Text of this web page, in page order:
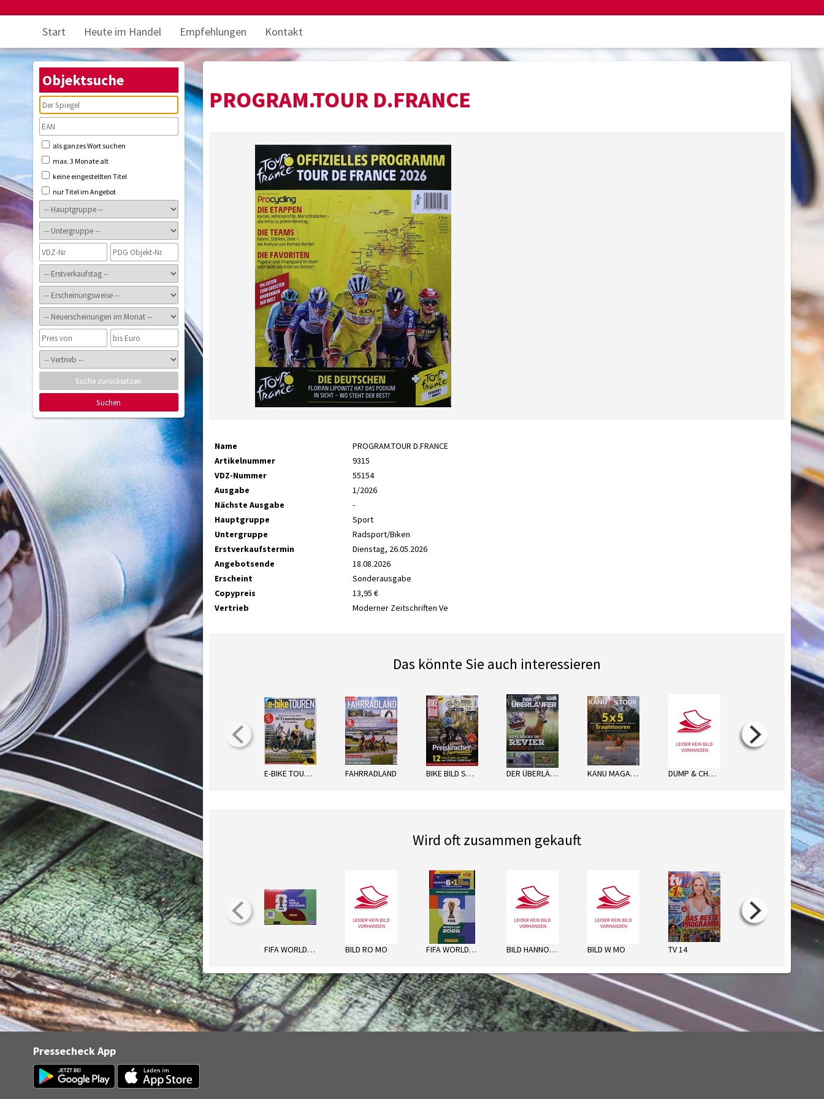
Start Heute im Handel Empfehlungen Kontakt
Objektsuche
als ganzes Wort suchen
max. 3 Monate alt
keine eingestellten Titel
nur Titel im Angebot
Suche zurücksetzen
Suchen
PROGRAM.TOUR D.FRANCE
Name
PROGRAM.TOUR D.FRANCE
Artikelnummer
9315
VDZ-Nummer
55154
Ausgabe
1/2026
Nächste Ausgabe
-
Hauptgruppe
Sport
Untergruppe
Radsport/Biken
Erstverkaufstermin
Dienstag, 26.05.2026
Angebotsende
18.08.2026
Erscheint
Sonderausgabe
Copypreis
13,95 €
Vertrieb
Moderner Zeitschriften Ve
Das könnte Sie auch interessieren
E-BIKE TOUREN FAHRRADLAND BIKE BILD SPEZIAL DER ÜBERLÄUFER KANU MAGAZIN SP. DUMP & CHASE NORWEGEN FISCH&FANG
next
Wird oft zusammen gekauft
FIFA WORLD CUP STICKER 2026 BILD RO MO FIFA WORLD C. ECO-BLISTER 2026 BILD HANNOV.MO BILD W MO TV 14 TV HÖREN+SEHEN
next
Pressecheck App